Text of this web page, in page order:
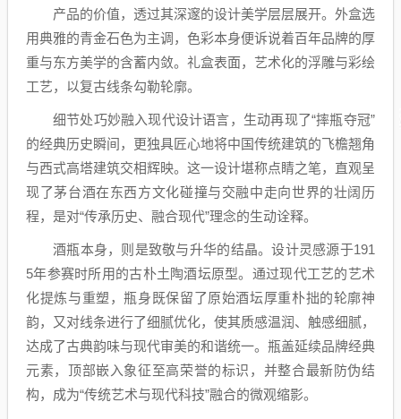
产品的价值，透过其深邃的设计美学层层展开。外盒选
用典雅的青金石色为主调，色彩本身便诉说着百年品牌的厚
重与东方美学的含蓄内敛。礼盒表面，艺术化的浮雕与彩绘
工艺，以复古线条勾勒轮廓。
细节处巧妙融入现代设计语言，生动再现了“摔瓶夺冠”
的经典历史瞬间，更独具匠心地将中国传统建筑的飞檐翘角
与西式高塔建筑交相辉映。这一设计堪称点睛之笔，直观呈
现了茅台酒在东西方文化碰撞与交融中走向世界的壮阔历
程，是对“传承历史、融合现代”理念的生动诠释。
酒瓶本身，则是致敬与升华的结晶。设计灵感源于191
5年参赛时所用的古朴土陶酒坛原型。通过现代工艺的艺术
化提炼与重塑，瓶身既保留了原始酒坛厚重朴拙的轮廓神
韵，又对线条进行了细腻优化，使其质感温润、触感细腻，
达成了古典韵味与现代审美的和谐统一。瓶盖延续品牌经典
元素，顶部嵌入象征至高荣誉的标识，并整合最新防伪结
构，成为“传统艺术与现代科技”融合的微观缩影。